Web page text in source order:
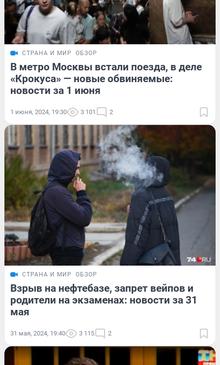
СТРАНА И МИР ОБЗОР
В метро Москвы встали поезда, в деле
«Крокуса» — новые обвиняемые:
новости за 1 июня
1 июня, 2024, 19:30 3 101 2
СТРАНА И МИР ОБЗОР
Взрыв на нефтебазе, запрет вейпов и
родители на экзаменах: новости за 31
мая
31 мая, 2024, 19:40 3 115 2